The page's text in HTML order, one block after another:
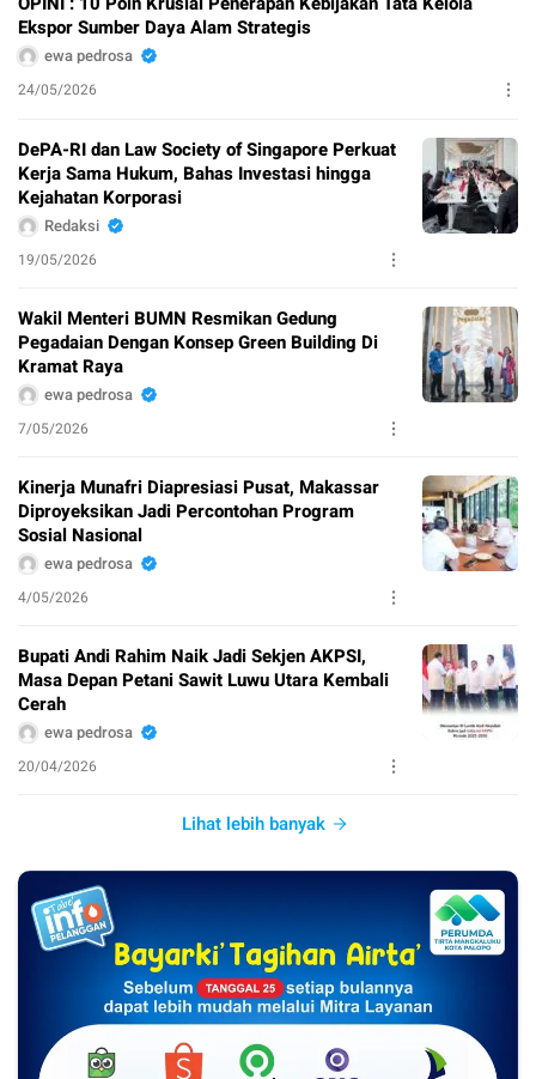
Ekspor Sumber Daya Alam Strategis
ewa pedrosa
24/05/2026
DePA-RI dan Law Society of Singapore Perkuat
Kerja Sama Hukum, Bahas Investasi hingga
Kejahatan Korporasi
Redaksi
19/05/2026
Wakil Menteri BUMN Resmikan Gedung
Pegadaian Dengan Konsep Green Building Di
Kramat Raya
ewa pedrosa
7/05/2026
Kinerja Munafri Diapresiasi Pusat, Makassar
Diproyeksikan Jadi Percontohan Program
Sosial Nasional
ewa pedrosa
4/05/2026
Bupati Andi Rahim Naik Jadi Sekjen AKPSI,
Masa Depan Petani Sawit Luwu Utara Kembali
Cerah
ewa pedrosa
20/04/2026
Lihat lebih banyak